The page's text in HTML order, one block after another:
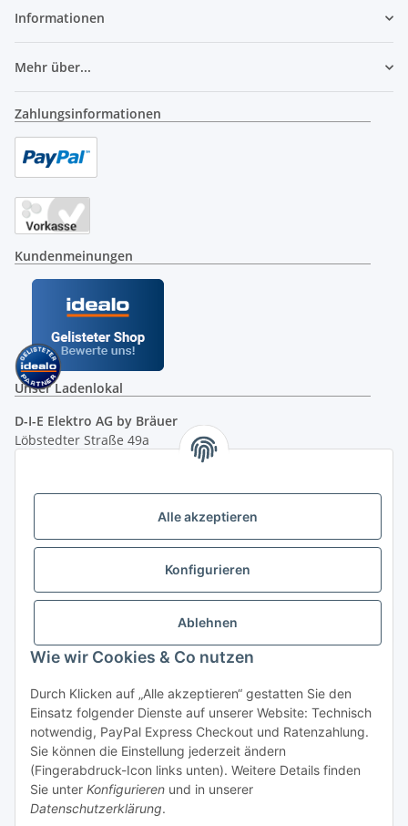
Alle akzeptieren
Konfigurieren
Ablehnen
Wie wir Cookies & Co nutzen
Durch Klicken auf „Alle akzeptieren“ gestatten Sie den
Einsatz folgender Dienste auf unserer Website: Technisch
notwendig, PayPal Express Checkout und Ratenzahlung.
Sie können die Einstellung jederzeit ändern
(Fingerabdruck-Icon links unten). Weitere Details finden
Sie unter Konfigurieren und in unserer
Datenschutzerklärung.
Informationen
Mehr über...
Zahlungsinformationen
Kundenmeinungen
Unser Ladenlokal
D-I-E Elektro AG by Bräuer
Löbstedter Straße 49a
( siehe Google-Maps )
Öffnungszeiten:
10.00 - 18.00 Uhr
Ladenpreis versus Internetpreis
Vertrag widerrufen
05.00 - 21.30 Uhr | Freitag: 05.00 - 18.00 Uhr | Samstag: 09.00
- 12.00 Uhr (0,49€ je angef. Minute) oder per E-Mail über
unserKontaktformular
* Alle Preise inkl. gesetzlicher USt., zzgl.Versand | - ACHTUNG: Bei
Einbaugeräten gilt: Die im Produktbild abgebildete Möbelfront ist nicht im
Lieferumfang enthalten.